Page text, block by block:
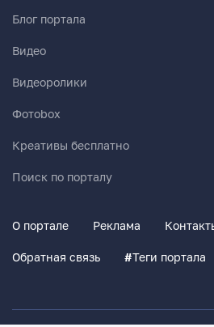
Блог портала
Видео
Видеоролики
Фотоbox
Креативы бесплатно
Поиск по порталу
О портале Реклама
Обратная связь #Теги портала